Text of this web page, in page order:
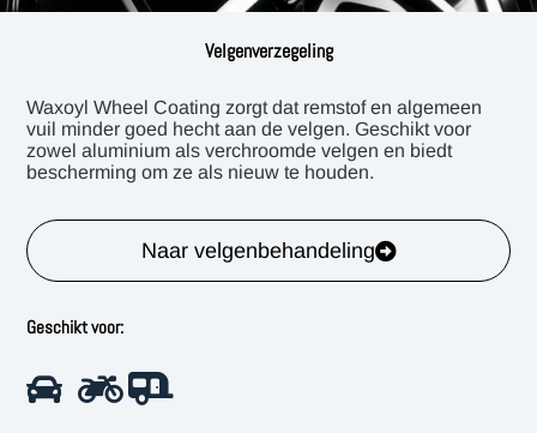
Velgenverzegeling
Waxoyl Wheel Coating zorgt dat remstof en algemeen
vuil minder goed hecht aan de velgen. Geschikt voor
zowel aluminium als verchroomde velgen en biedt
bescherming om ze als nieuw te houden.
Naar velgenbehandeling
Geschikt voor: